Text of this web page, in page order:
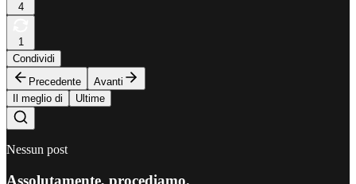
4
1
Condividi
Precedente
Avanti
Il meglio di
Ultime
Nessun post
Assolutamente, procediamo.